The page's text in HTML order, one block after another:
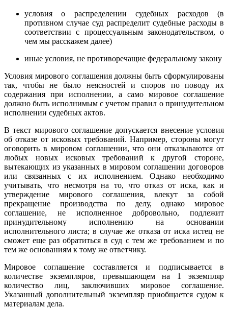
условия о распределении судебных расходов (в
противном случае суд распределит судебные расходы в
соответствии с процессуальным законодательством, о
чем мы расскажем далее)
иные условия, не противоречащие федеральному закону
Условия мирового соглашения должны быть сформулированы
так, чтобы не было неясностей и споров по поводу их
содержания при исполнении, а само мировое соглашение
должно быть исполнимым с учетом правил о принудительном
исполнении судебных актов.
В текст мирового соглашение допускается внесение условия
об отказе от исковых требований. Например, стороны могут
оговорить в мировом соглашении, что они отказываются от
любых новых исковых требований к другой стороне,
вытекающих из указанных в мировом соглашении договоров
или связанных с их исполнением. Однако необходимо
учитывать, что несмотря на то, что отказ от иска, как и
утверждение мирового соглашения, влекут за собой
прекращение производства по делу, однако мировое
соглашение, не исполненное добровольно, подлежит
принудительному исполнению на основании
исполнительного листа; в случае же отказа от иска истец не
сможет еще раз обратиться в суд с тем же требованием и по
тем же основаниям к тому же ответчику.
Мировое соглашение составляется и подписывается в
количестве экземпляров, превышающем на 1 экземпляр
количество лиц, заключивших мировое соглашение.
Указанный дополнительный экземпляр приобщается судом к
материалам дела.